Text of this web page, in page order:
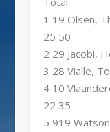
1 19 Olsen,
25 50
2 29 Jacobi,
3 28 Vialle,
4 10
22 35
5 919